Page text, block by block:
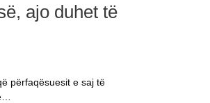
ajo duhet të
përfaqësuesit e saj të